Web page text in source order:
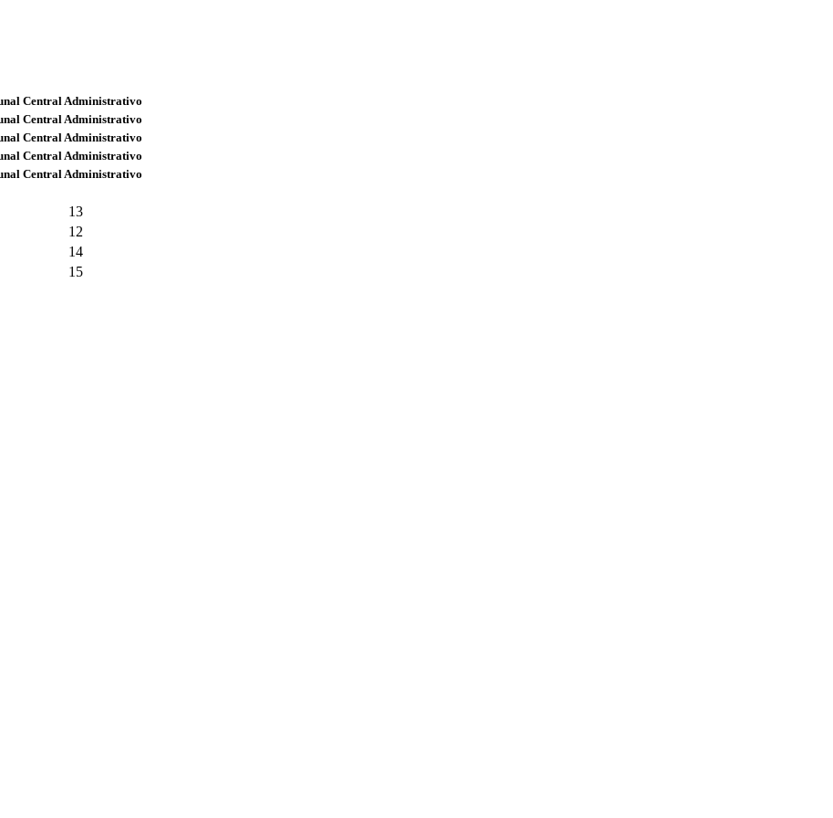
Central Administrativo
Central Administrativo
Central Administrativo
Central Administrativo
Central Administrativo
13
12
14
15